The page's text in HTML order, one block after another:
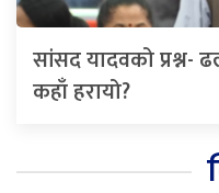
सांसद यादवको प्रश्न-
कहाँ हरायो?